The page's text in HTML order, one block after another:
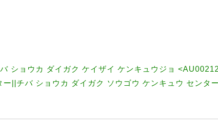
ショウカ ダイガク ケイザイ ケンキュウジョ
ー||チバ ショウカ ダイガク ソウゴウ ケンキュウ センタ